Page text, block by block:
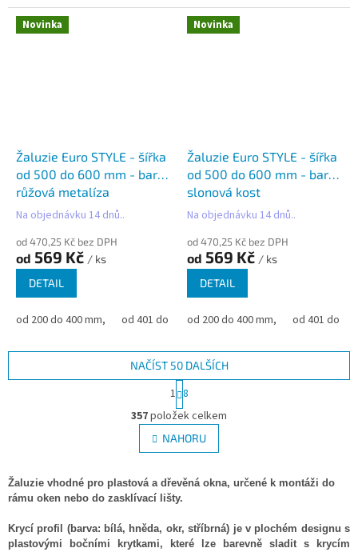
Novinka
Žaluzie Euro STYLE - šířka
od 500 do 600 mm - barva
růžová metalíza
Na objednávku 14 dnů..
od 470,25 Kč bez DPH
od 569 Kč / ks
DETAIL
od 200 do 400 mm, od 401 do 500 mm, od 501 do 600 mm, od
Novinka
Žaluzie Euro STYLE - šířka
od 500 do 600 mm - barva
slonová kost
Na objednávku 14 dnů..
od 470,25 Kč bez DPH
od 569 Kč / ks
DETAIL
od 200 do 400 mm, od 401 do
O
v
l
á
a
c
p
r
NAČÍST 50 DALŠÍCH
S
t
r
á
n
k
v
á
n
1 8
357položek celkem
NAHORU
Žaluzie vhodné pro plastová a dřevěná okna, určené k montáži do
rámu oken nebo do zasklívací lišty.
Krycí profil (barva: bílá, hněda, okr, stříbrná) je v plochém designu s
plastovými bočními krytkami, které lze barevně sladit s krycím